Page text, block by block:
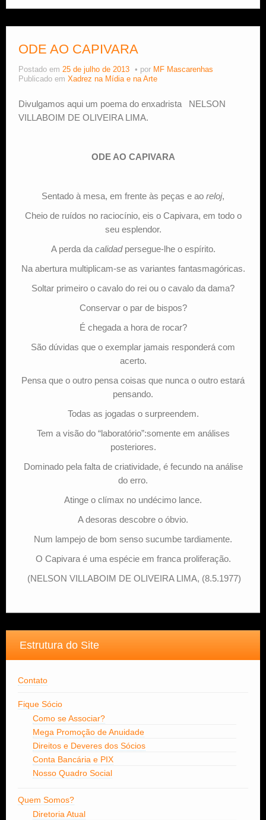
ODE AO CAPIVARA
Postado em 25 de julho de 2013 por MF Mascarenhas
Publicado em Xadrez na Mídia e na Arte
Divulgamos aqui um poema do enxadrista NELSON
VILLABOIM DE OLIVEIRA LIMA.
ODE AO CAPIVARA
Sentado à mesa, em frente às peças e ao reloj,
Cheio de ruídos no raciocínio, eis o Capivara, em todo o
seu esplendor.
A perda dacalidadpersegue-lhe o espírito.
Na abertura multiplicam-se as variantes fantasmagóricas.
Soltar primeiro o cavalo do rei ou o cavalo da dama?
Conservar o par de bispos?
É chegada a hora de rocar?
São dúvidas que o exemplar jamais responderá com
acerto.
Pensa que o outro pensa coisas que nunca o outro estará
pensando.
Todas as jogadas o surpreendem.
Tem a visão do “laboratório”:somente em análises
posteriores.
Dominado pela falta de criatividade, é fecundo na análise
do erro.
Atinge o clímax no undécimo lance.
A desoras descobre o óbvio.
Num lampejo de bom senso sucumbe tardiamente.
O Capivara é uma espécie em franca proliferação.
(NELSON VILLABOIM DE OLIVEIRA LIMA, (8.5.1977)
Estrutura do Site
Contato
Fique Sócio
Como se Associar?
Mega Promoção de Anuidade
Direitos e Deveres dos Sócios
Conta Bancária e PIX
Nosso Quadro Social
Quem Somos?
Diretoria Atual